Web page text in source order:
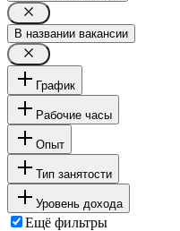
В названии вакансии
График
Рабочие часы
Опыт
Тип занятости
Уровень дохода
Ещё фильтры